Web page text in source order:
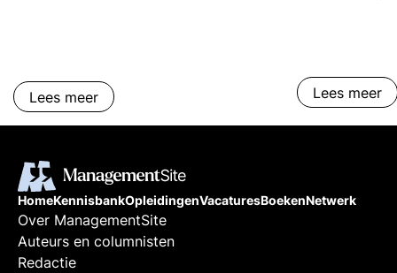
Lees meer Lees meer
HomeKennisbankOpleidingenVacaturesBoekenNetwerk
Over ManagementSite
Auteurs en columnisten
Redactie